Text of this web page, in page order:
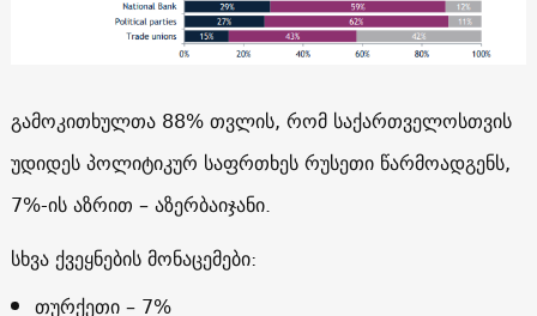
გამოკითხულთა 88% თვლის, რომ საქართველოსთვის
უდიდეს პოლიტიკურ საფრთხეს რუსეთი წარმოადგენს,
7%-ის აზრით – აზერბაიჯანი.
სხვა ქვეყნების მონაცემები:
თურქეთი – 7%